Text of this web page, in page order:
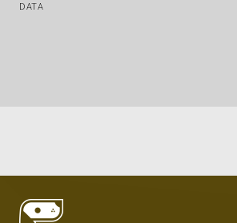
DATA